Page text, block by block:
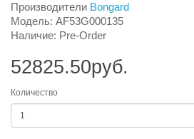
Производители Bongard
Модель: AF53G000135
Наличие: Pre-Order
52825.50руб.
Количество